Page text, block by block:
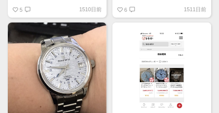
ですが他に着けてる人は見た事が
無いです
箱はモンスターボールの見た目で
5 1510日前
を掴む独自のデザイン
箱はマスターボールの見た目です
6 1511日前